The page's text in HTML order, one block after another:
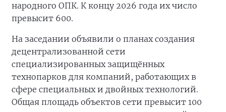
народного ОПК. К концу 2026 года их число
превысит 600.
На заседании объявили о планах создания
децентрализованной сети
специализированных защищённых
технопарков для компаний, работающих в
сфере специальных и двойных технологий.
Общая площадь объектов сети превысит 100